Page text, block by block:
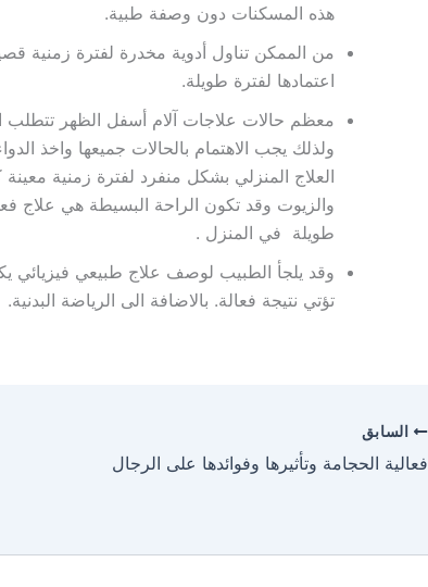
هذه المسكنات دون وصفة طبية.
من الممكن تناول أدوية مخدرة لفترة زمنية
اعتمادها لفترة طويلة.
معظم حالات علاجات آلام أسفل الظهر تتطلب
ولذلك يجب الاهتمام بالحالات جميعها واخذ
العلاج المنزلي بشكل منفرد لفترة زمنية معينة
والزيوت وقد تكون الراحة البسيطة هي علاج
طويلة في المنزل .
وقد يلجأ الطبيب لوصف علاج طبيعي فيزيائي
تؤتي نتيجة فعالة. بالاضافة الى الرياضة البدنية.
السابق
فعالية الحجامة وتأثيرها وفوائدها على الرجال